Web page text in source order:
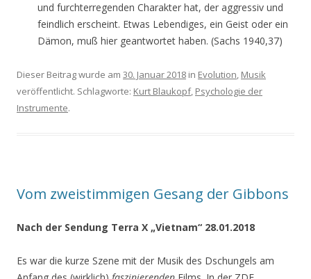
und furchterregenden Charakter hat, der aggressiv und
feindlich erscheint. Etwas Lebendiges, ein Geist oder ein
Dämon, muß hier geantwortet haben. (Sachs 1940,37)
Dieser Beitrag wurde am 30. Januar 2018 in Evolution, Musik
veröffentlicht. Schlagworte: Kurt Blaukopf, Psychologie der
Instrumente.
Vom zweistimmigen Gesang der Gibbons
Nach der Sendung Terra X „Vietnam“ 28.01.2018
Es war die kurze Szene mit der Musik des Dschungels am